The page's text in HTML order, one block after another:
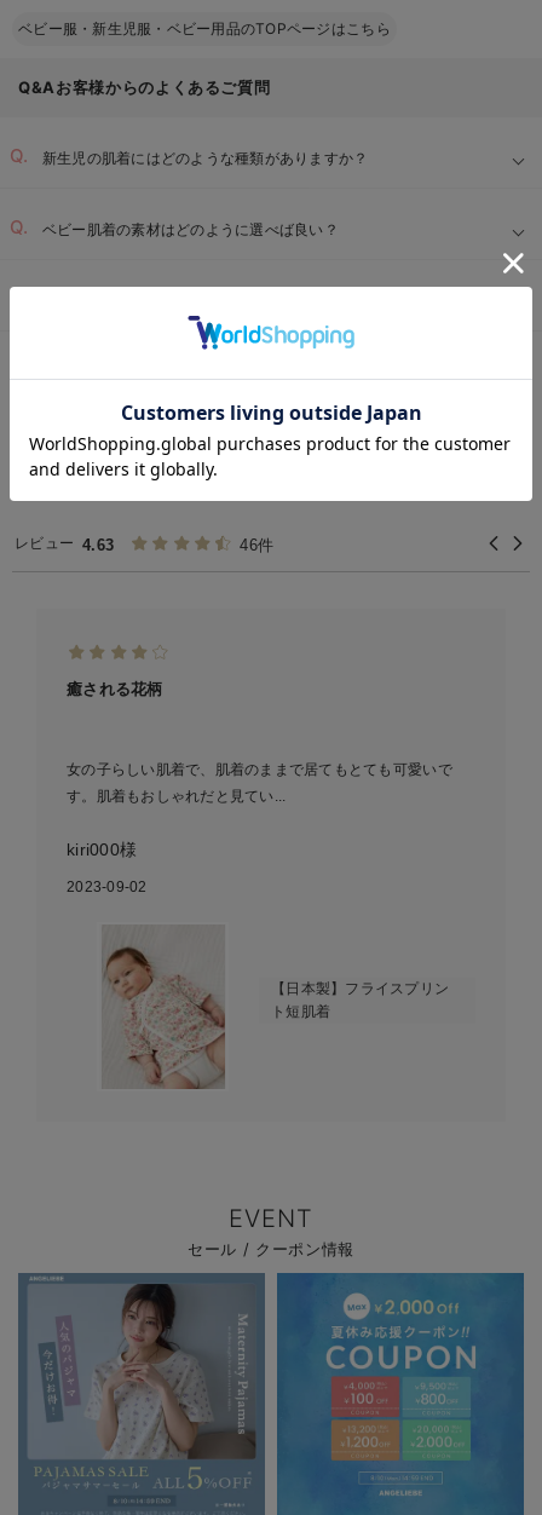
ベビー服・新生児服・ベビー用品のTOPページはこちら
Q&Aお客様からのよくあるご質問
新生児の肌着にはどのような種類がありますか？
ベビー肌着の素材はどのように選べば良い？
お気に入り商品を確認する
REVIEW
コンビ肌着・新生児/ベビー肌着 春夏
の高評価レビュー
レビュー 4.63 46件
癒される花柄
女の子らしい肌着で、肌着のままで居てもとても可愛いで
す。肌着もおしゃれだと見てい...
kiri000様
2023-09-02
【日本製】フライスプリン
ト短肌着
EVENT
セール / クーポン情報